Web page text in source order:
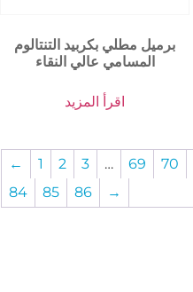
برميل مطلي بكربيد التنتالوم
المسامي عالي النقاء
اقرأ المزيد
← 1 2 3 … 69 70
84
85 86 →